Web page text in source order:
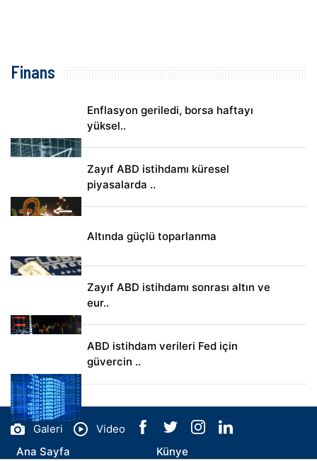
Finans
Enflasyon geriledi, borsa haftayı
yüksel..
Zayıf ABD istihdamı küresel
piyasalarda ..
Altında güçlü toparlanma
Zayıf ABD istihdamı sonrası altın ve
eur..
ABD istihdam verileri Fed için
güvercin ..
Galeri
Video
Ana Sayfa
Künye